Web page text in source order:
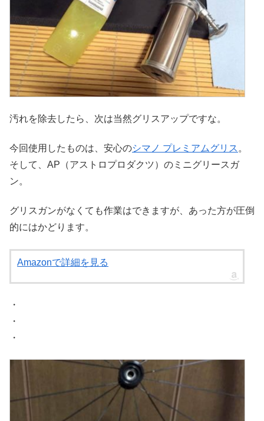
汚れを除去したら、次は当然グリスアップですな。
今回使用したものは、安心のシマノ プレミアムグリス 。
そして、AP（アストロプロダクツ）のミニグリースガ
ン。
グリスガンがなくても作業はできますが、あった方が圧倒
的にはかどります。
Amazonで詳細を見る
・
・
・